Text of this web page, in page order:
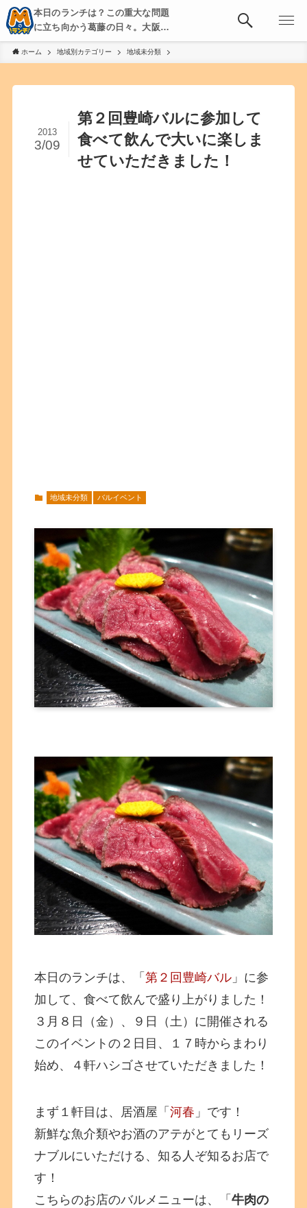
本日のランチは？この重大な問題
に立ち向かう葛藤の日々。大阪・
京都・神戸を中心とした食べ歩
き、飲み歩きを綴る。
ホーム 地域別カテゴリー 地域未分類
第２回豊崎バルに参加して
食べて飲んで大いに楽しま
せていただきました！
2013
3/09
地域未分類 バルイベント
本日のランチは、「第２回豊崎バル 」に参
加して、食べて飲んで盛り上がりました！
３月８日（金）、９日（土）に開催される
このイベントの２日目、１７時からまわり
始め、４軒ハシゴさせていただきました！
まず１軒目は、居酒屋「河春 」です！
新鮮な魚介類やお酒のアテがとてもリーズ
ナブルにいただける、知る人ぞ知るお店で
す！
こちらのお店のバルメニューは、「牛肉の